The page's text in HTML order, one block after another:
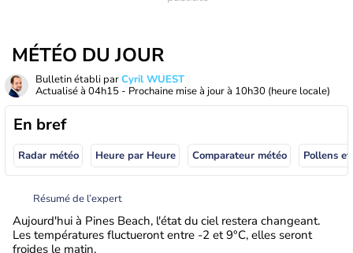
MÉTÉO DU JOUR
Bulletin établi parCyril WUEST
Actualisé à 04h15 - Prochaine mise à jour à 10h30 (heure locale)
En bref
Radar météo Heure par Heure Comparateur météo Pollens
Résumé de l’expert
Aujourd'hui à Pines Beach, l'état du ciel restera changeant.
Les températures fluctueront entre -2 et 9°C, elles seront
froides le matin.